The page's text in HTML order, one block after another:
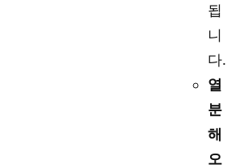
됩
니
다.
열
분
해
오